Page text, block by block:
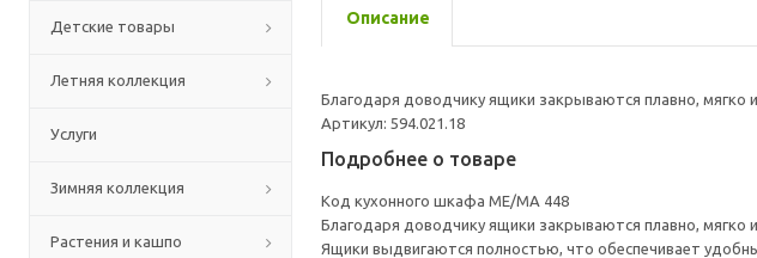
Детские товары
Летняя коллекция
Услуги
Зимняя коллекция
Растения и кашпо
Описание
Благодаря доводчику ящики закрываются плавно, мягко
Артикул: 594.021.18
Подробнее о товаре
Код кухонного шкафа ME/MA 448
Благодаря доводчику ящики закрываются плавно, мягко
Ящики выдвигаются полностью, что обеспечивает